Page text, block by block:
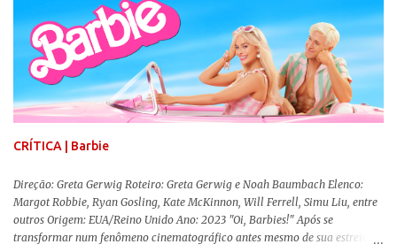
CRÍTICA | Barbie
Direção: Greta Gerwig Roteiro: Greta Gerwig e Noah Baumbach Elenco:
Margot Robbie, Ryan Gosling, Kate McKinnon, Will Ferrell, Simu Liu, entre
outros Origem: EUA/Reino Unido Ano: 2023 "Oi, Barbies!" Após se
transformar num fenômeno cinematográfico antes mesmo de sua estreia,